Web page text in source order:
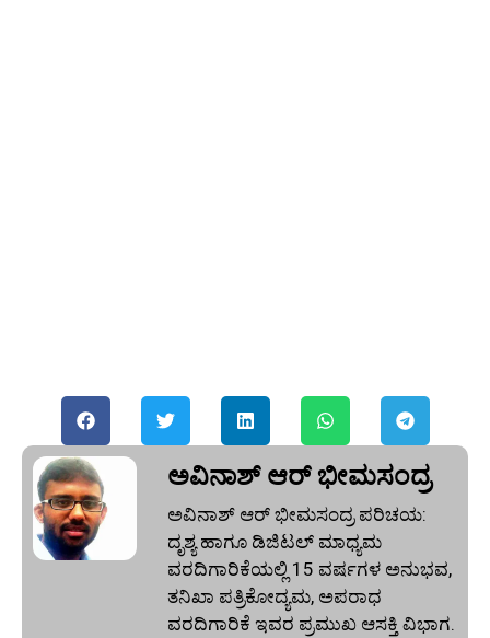
ಅವಿನಾಶ್‌ ಆರ್‌ ಭೀಮಸಂದ್ರ
ಅವಿನಾಶ್‌ ಆರ್‌ ಭೀಮಸಂದ್ರ ಪರಿಚಯ:
ದೃಶ್ಯ ಹಾಗೂ ಡಿಜಿಟಲ್ ಮಾಧ್ಯಮ
ವರದಿಗಾರಿಕೆಯಲ್ಲಿ 15 ವರ್ಷಗಳ ಅನುಭವ,
ತನಿಖಾ ಪತ್ರಿಕೋದ್ಯಮ, ಅಪರಾಧ
ವರದಿಗಾರಿಕೆ ಇವರ ಪ್ರಮುಖ ಆಸಕ್ತಿ ವಿಭಾಗ.